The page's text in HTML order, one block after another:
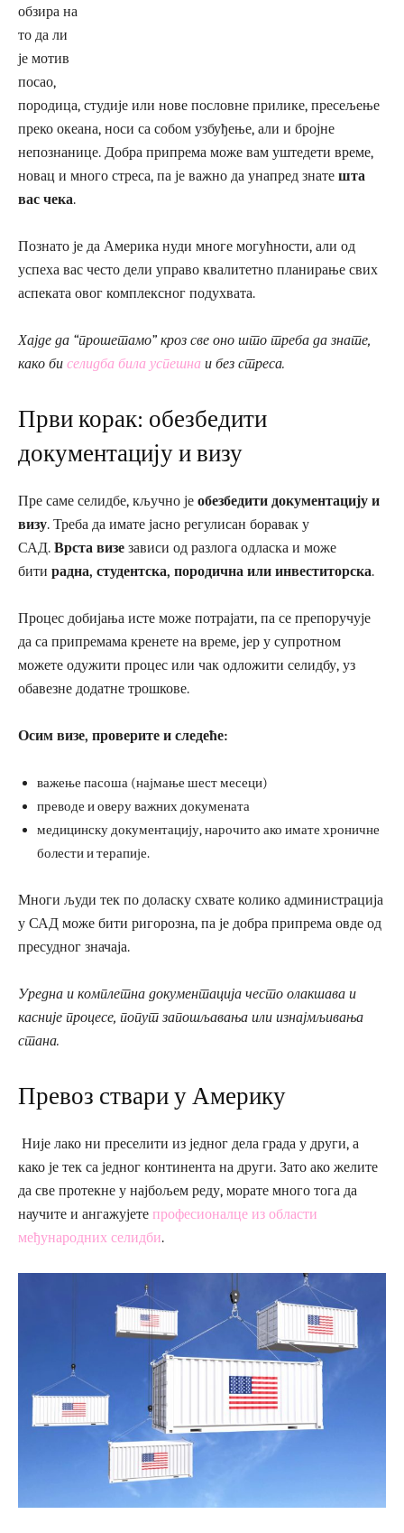
обзира на
то да ли
је мотив
посао,
породица, студије или нове пословне прилике, пресељење
преко океана, носи са собом узбуђење, али и бројне
непознанице. Добра припрема може вам уштедети време,
новац и много стреса, па је важно да унапред знате шта
вас чека.
Познато је да Америка нуди многе могућности, али од
успеха вас често дели управо квалитетно планирање свих
аспеката овог комплексног подухвата.
Хајде да “прошетамо” кроз све оно што треба да знате,
како би селидба била успешна и без стреса.
Први корак: обезбедити
документацију и визу
Пре саме селидбе, кључно је обезбедити документацију и
визу. Треба да имате јасно регулисан боравак у
САД. Врста визе зависи од разлога одласка и може
бити радна, студентска, породична или инвеститорска.
Процес добијања исте може потрајати, па се препоручује
да са припремама кренете на време, јер у супротном
можете одужити процес или чак одложити селидбу, уз
обавезне додатне трошкове.
Осим визе, проверите и следеће:
важење пасоша (најмање шест месеци)
преводе и оверу важних докумената
медицинску документацију, нарочито ако имате хроничне
болести и терапије.
Многи људи тек по доласку схвате колико администрација
у САД може бити ригорозна, па је добра припрема овде од
пресудног значаја.
Уредна и комплетна документација често олакшава и
касније процесе, попут запошљавања или изнајмљивања
стана.
Превоз ствари у Америку
Није лако ни преселити из једног дела града у други, а
како је тек са једног континента на други. Зато ако желите
да све протекне у најбољем реду, морате много тога да
научите и ангажујете професионалце из области
међународних селидби.